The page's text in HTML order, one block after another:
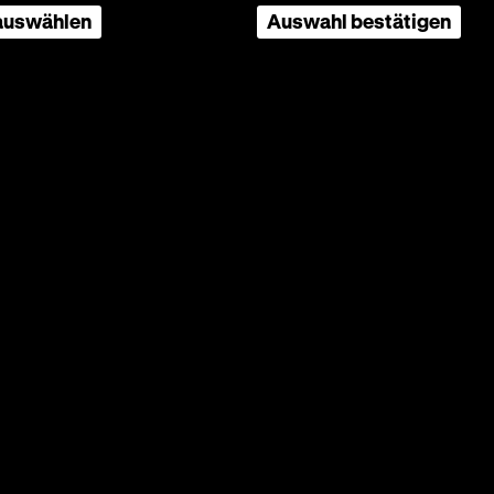
Auswahl bestätigen